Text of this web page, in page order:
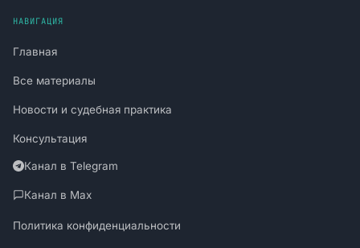
НАВИГАЦИЯ
Главная
Все материалы
Новости и судебная практика
Консультация
Канал в Telegram
Канал в Max
Политика конфиденциальности